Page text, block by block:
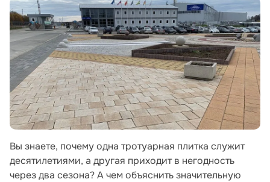
Вы знаете, почему одна тротуарная плитка служит
десятилетиями, а другая приходит в негодность
через два сезона? А чем объяснить значительную